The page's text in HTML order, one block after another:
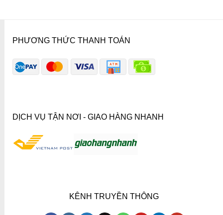
PHƯƠNG THỨC THANH TOÁN
DỊCH VỤ TẬN NƠI - GIAO HÀNG NHANH
KÊNH TRUYỀN THÔNG